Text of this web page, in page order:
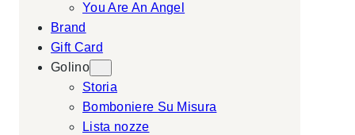
You Are An Angel
Brand
Gift Card
Golino
Storia
Bomboniere Su Misura
Lista nozze